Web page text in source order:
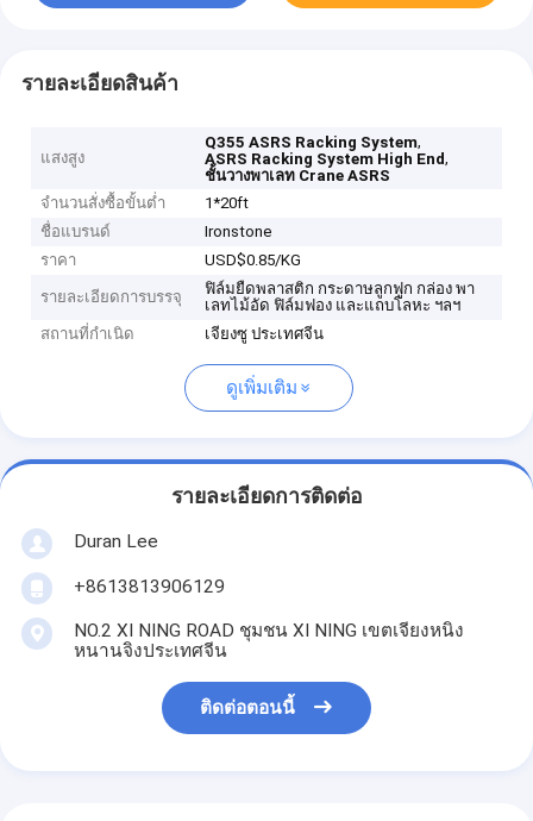
รายละเอียดสินค้า
แสงสูง
Q355 ASRS Racking System,
ASRS Racking System High End,
ชั้นวางพาเลท Crane ASRS
จำนวนสั่งซื้อขั้นต่ำ
1*20ft
ชื่อแบรนด์
Ironstone
ราคา
USD$0.85/KG
รายละเอียดการบรรจุ
ฟิล์มยืดพลาสติก กระดาษลูกฟูก กล่อง พา
เลทไม้อัด ฟิล์มฟอง และแถบโลหะ ฯลฯ
สถานที่กำเนิด
เจียงซู ประเทศจีน
ดูเพิ่มเติม
รายละเอียดการติดต่อ
Duran Lee
+8613813906129
NO.2 XI NING ROAD ชุมชน XI NING เขตเจียงหนิง
หนานจิงประเทศจีน
ติดต่อตอนนี้